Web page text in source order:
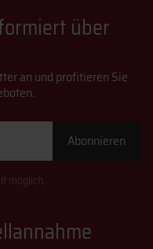
über
an und profitieren Sie
Abonnieren
möglich.